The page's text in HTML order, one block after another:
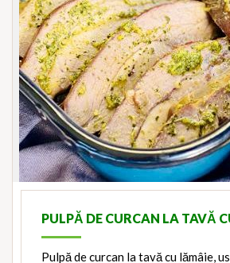
PULPĂ DE CURCAN LA TAVĂ
Pulpă de curcan la tavă cu lămâie,